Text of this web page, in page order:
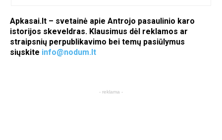
Apkasai.lt – svetainė apie Antrojo pasaulinio karo
istorijos skeveldras. Klausimus dėl reklamos ar
straipsnių perpublikavimo bei temų pasiūlymus
siųskite info@nodum.lt
- reklama -